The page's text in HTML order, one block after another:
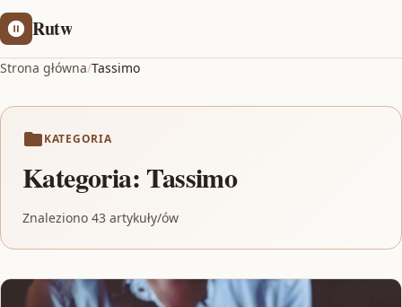
Rutw
Strona główna/Tassimo
KATEGORIA
Kategoria: Tassimo
Znaleziono 43 artykuły/ów